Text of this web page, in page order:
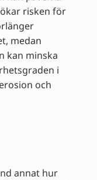
risken för
medan
kan minska
i
och
annat hur